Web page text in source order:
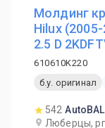
Молдинг
Hilux
2.5 D
610610K220
б.у. оригинал
542
Люберцы, рп